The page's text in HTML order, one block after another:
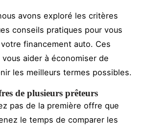
avons exploré les critères
conseils pratiques pour vous
financement auto. Ces
aider à économiser de
les meilleurs termes possibles.
de plusieurs prêteurs
pas de la première offre que
le temps de comparer les